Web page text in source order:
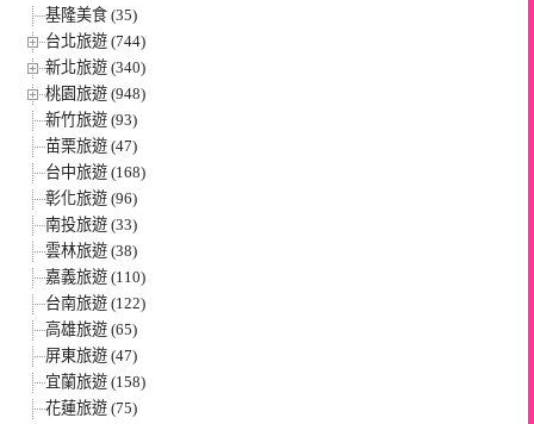
基隆美食 (35)
台北旅遊 (744)
新北旅遊 (340)
桃園旅遊 (948)
新竹旅遊 (93)
苗栗旅遊 (47)
台中旅遊 (168)
彰化旅遊 (96)
南投旅遊 (33)
雲林旅遊 (38)
嘉義旅遊 (110)
台南旅遊 (122)
高雄旅遊 (65)
屏東旅遊 (47)
宜蘭旅遊 (158)
花蓮旅遊 (75)